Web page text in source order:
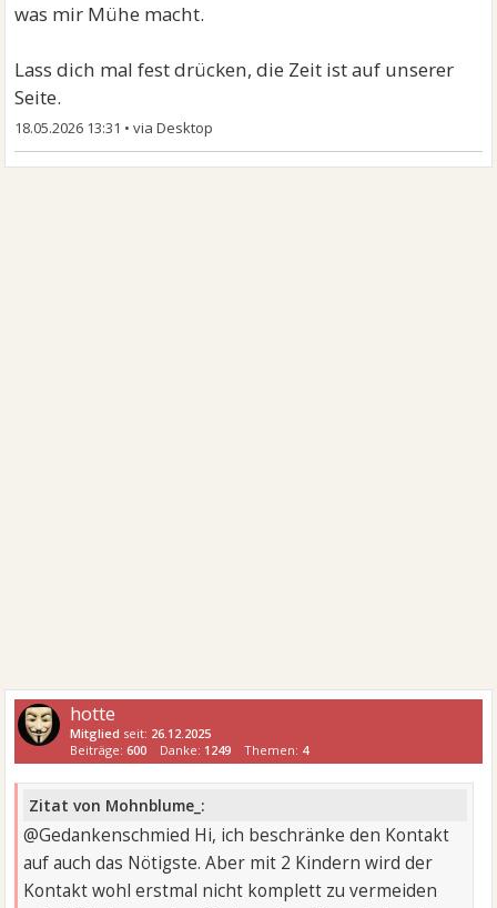
was mir Mühe macht.
Lass dich mal fest drücken, die Zeit ist auf unserer
Seite.
18.05.2026 13:31 •
hotte
Mitglied seit: 26.12.2025
Beiträge:600 Danke: 1249 Themen: 4
Zitat von Mohnblume_:
@Gedankenschmied Hi, ich beschränke den Kontakt
auf auch das Nötigste. Aber mit 2 Kindern wird der
Kontakt wohl erstmal nicht komplett zu vermeiden